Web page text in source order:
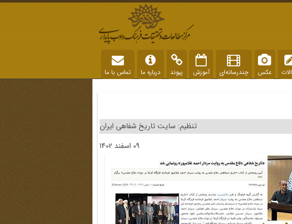
عکس چندرسانه‌ای آموزش پیوند درباره ما تماس با ما
تنظیم: سایت تاریخ شفاهی ایران
09 اسفند 1402